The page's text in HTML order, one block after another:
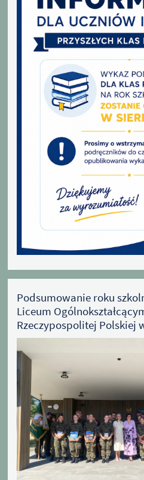
Podsumowanie roku
Liceum
Rzeczypospolitej Polskiej